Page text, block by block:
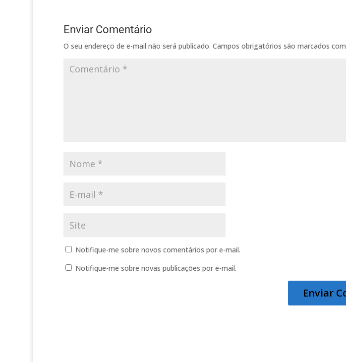
Enviar Comentário
O seu endereço de e-mail não será publicado. Campos obrigatórios são marcados com
Notifique-me sobre novos comentários por e-mail.
Notifique-me sobre novas publicações por e-mail.